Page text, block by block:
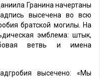
Гранина начертаны
высечена во всю
братской могилы. На
эмблема: штык,
ветвь и имена
высечено: «Мы